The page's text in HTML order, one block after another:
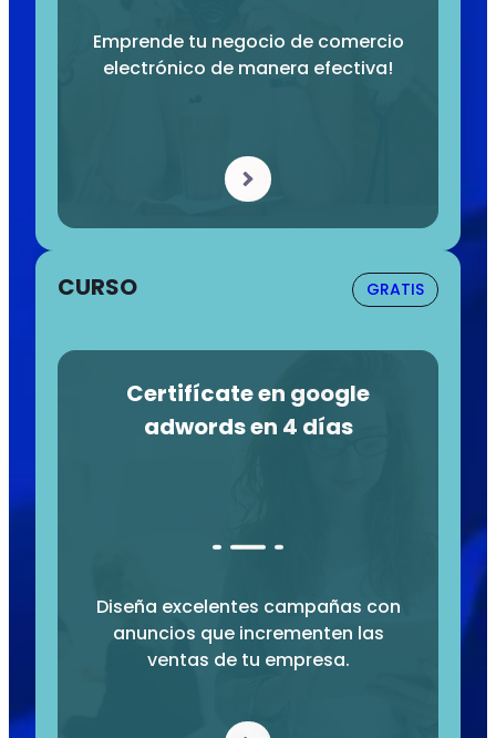
Emprende tu negocio de comercio
electrónico de manera efectiva!
CURSO GRATIS
Certifícate en google
adwords en 4 días
Diseña excelentes campañas con
anuncios que incrementen las
ventas de tu empresa.